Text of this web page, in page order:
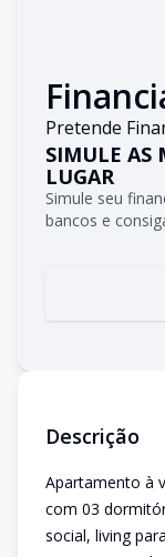
Pretende
SIMULE AS
LUGAR
Simule seu
bancos e
Descrição
Apartamento à
com 03
social, living